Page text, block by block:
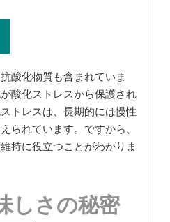
酸化物質も含まれていま
酸化ストレスから保護され
トレスは、長期的には慢性
られています。ですから、
持に役立つことがわかりま
しさの秘密